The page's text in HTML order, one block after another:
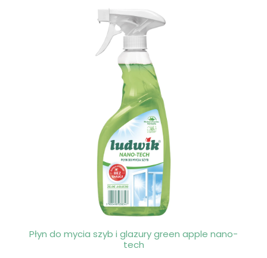
Płyn do mycia szyb i glazury green apple nano-
tech